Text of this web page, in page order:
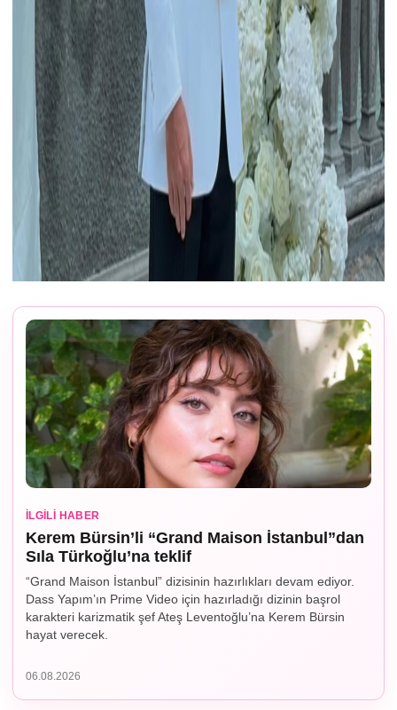
İLGILI HABER
Kerem Bürsin’li “Grand Maison İstanbul”dan
Sıla Türkoğlu’na teklif
“Grand Maison İstanbul” dizisinin hazırlıkları devam ediyor.
Dass Yapım’ın Prime Video için hazırladığı dizinin başrol
karakteri karizmatik şef Ateş Leventoğlu’na Kerem Bürsin
hayat verecek.
06.08.2026